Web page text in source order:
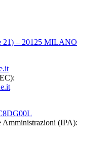
21) – 20125 MILANO
Amministrazioni (IPA):